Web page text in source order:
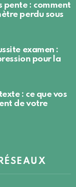
pente : comment
perdu sous
examen :
pour la
: ce que vos
de votre